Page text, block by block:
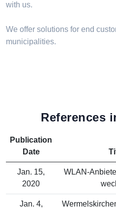
with us.
We offer solutions for end
municipalities.
References
Publication
Date
Jan. 15,
2020
WLAN-
Jan. 4,